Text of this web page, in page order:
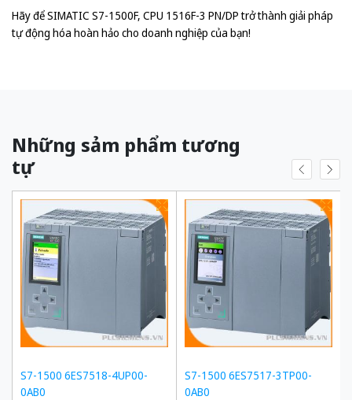
Hãy để SIMATIC S7-1500F, CPU 1516F-3 PN/DP trở thành giải pháp
tự động hóa hoàn hảo cho doanh nghiệp của bạn!
Những sảm phẩm tương
tự
S7-1500 6ES7518-4UP00-
0AB0
S7-1500 6ES7517-3TP00-
0AB0